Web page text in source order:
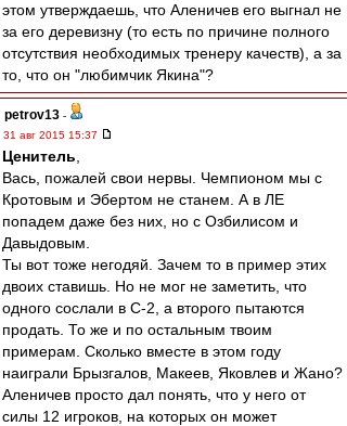
этом утверждаешь, что Аленичев его выгнал не
за его деревизну (то есть по причине полного
отсутствия необходимых тренеру качеств), а за
то, что он "любимчик Якина"?
petrov13 -
31 авг 2015 15:37
Ценитель
Вась, пожалей свои нервы. Чемпионом мы с
Кротовым и Эбертом не станем. А в ЛЕ
попадем даже без них, но с Озбилисом и
Давыдовым.
Ты вот тоже негодяй. Зачем то в пример этих
двоих ставишь. Но не мог не заметить, что
одного сослали в С-2, а второго пытаются
продать. То же и по остальным твоим
примерам. Сколько вместе в этом году
наиграли Брызгалов, Макеев, Яковлев и Жано?
Аленичев просто дал понять, что у него от
силы 12 игроков, на которых он может